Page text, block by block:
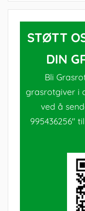
STØTT
DIN
Bli
grasrotgiver i
ved å
995436256"